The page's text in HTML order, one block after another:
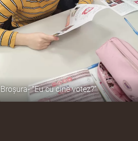
Broșura- ”Eu cu cine votez?”